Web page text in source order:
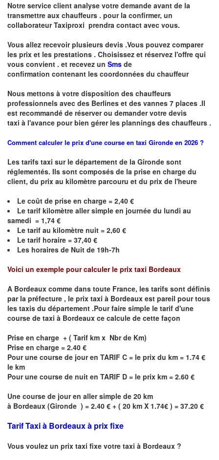
Notre service client analyse votre demande avant de la
transmettre aux chauffeurs . pour la confirmer, un
collaborateur Taxiproxi prendra contact avec vous.
Vous allez recevoir plusieurs devis .Vous pouvez comparer
les prix et les prestations . Choisissez et réservez l'offre qui
vous convient . et recevez un Sms de
confirmation contenant les coordonnées du chauffeur
Nous mettons à votre disposition des chauffeurs
professionnels avec des Berlines et des vannes 7 places .Il
est recommandé de réserverou demandervotre devis
taxi à l'avance pour bien gérer les plannings des chauffeurs .
Comment calculer le prix d'une course en taxi Gironde en 2026 ?
Les tarifs taxi sur le département de la Gironde sont
réglementés. Ils sont composés de la prise en charge du
client, du prix au kilomètre parcouru et du prix de l'heure
Le coût de prise en charge = 2,40 €
Le tarif kilomètre aller simple en journée du lundi au
samedi = 1,74 €
Le tarif au kilomètre nuit = 2,60 €
Le tarif horaire = 37,40 €
Les horaires de Nuit de 19h-7h
Voici un exemple pour calculer le prix taxi Bordeaux
A Bordeaux comme dans toute France, les tarifs sont définis
par la préfecture , le prix taxi à Bordeaux est pareil pour tous
les taxis du département .Pour faire simple le tarif d'une
course de taxi à Bordeaux ce calcule de cette façon
Prise en charge + ( Tarif km x Nbr de Km)
Prise en charge = 2.40 €
Pour une course de jour en TARIF C = le prix du km = 1.74 €
le km
Pour une course de nuit en TARIF D = le prix km = 2.60 €
Une course de jour en aller simple de 20 km
à Bordeaux (Gironde ) = 2.40 € + ( 20 km X 1.74€ ) = 37.20 €
Tarif Taxi à Bordeaux à prix fixe
Vous voulez un prix taxi fixe votre taxi à Bordeaux ?